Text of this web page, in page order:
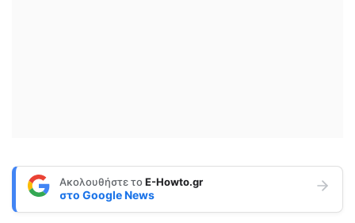
Ακολουθήστε τοE-Howto.gr
στο Google News